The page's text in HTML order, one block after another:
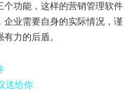
个功能，这样的营销管理软件
业需要自身的实际情况，谨
力的后盾。
送给你